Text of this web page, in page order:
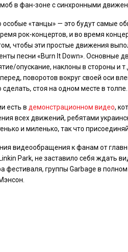
в фан-зоне с синхронными
особые «танцы» — это будут самые
рок-концертов, и во время
чтобы эти простые движения
песни «Burn It Down». Основные
опускание, наклоны в стороны и
поворотов вокруг своей оси
стоя на одном месте в толпе.
есть в демонстрационном видео,
всех движений, ребятами
и миленько, так что
видеообращения к фанам от
Park, не заставило себя ждать
фестиваля, группы Garbage в полном